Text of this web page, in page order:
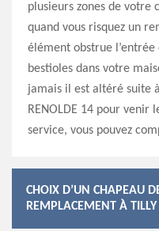
plusieurs zones de votre
quand vous risquez un
élément obstrue l’entrée
bestioles dans votre
jamais il est altéré suite
RENOLDE 14 pour venir
service, vous pouvez
CHOIX D’UN CHAPEAU
REMPLACEMENT À